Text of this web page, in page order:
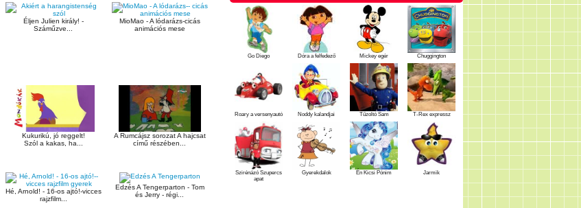
Éljen Julien király! -
Száműzve...
MioMao - A lódarázs-cicás
animációs mese
Kukurikú, jó reggelt!
Szól a kakas, ha...
A Rumcájsz sorozat A hajcsat
című részében...
Hé, Arnold! - 16-os ajtó!-vicces
rajzfilm...
Edzés A Tengerparton - Tom
és Jerry - régi...
Go Diego Dóra a felfedező Mickey egér Chuggington
Roary a versenyautó Noddy kalandjai Tűzoltó Sam T-Rex expressz
Szirénázó Szupercs
apat
Gyerekdalok Én Kicsi Pónim Jarmik